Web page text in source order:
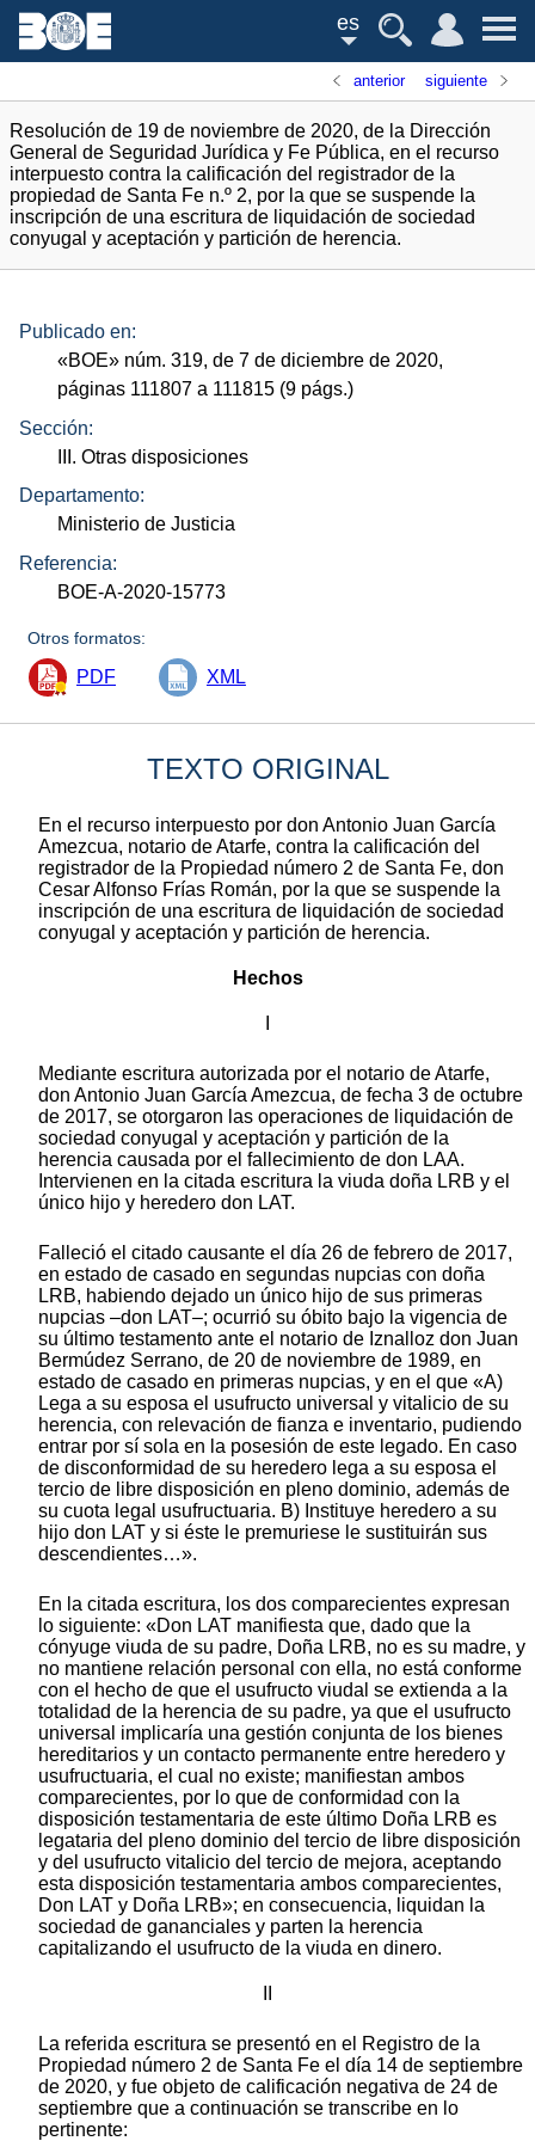
es
anterior siguiente
Resolución de 19 de noviembre de 2020, de la Dirección
General de Seguridad Jurídica y Fe Pública, en el recurso
interpuesto contra la calificación del registrador de la
propiedad de Santa Fe n.º 2, por la que se suspende la
inscripción de una escritura de liquidación de sociedad
conyugal y aceptación y partición de herencia.
Publicado en:
«BOE» núm. 319, de 7 de diciembre de 2020,
páginas 111807 a 111815 (9 págs.)
Sección:
III. Otras disposiciones
Departamento:
Ministerio de Justicia
Referencia:
BOE-A-2020-15773
Otros formatos:
PDF XML
TEXTO ORIGINAL
En el recurso interpuesto por don Antonio Juan García
Amezcua, notario de Atarfe, contra la calificación del
registrador de la Propiedad número 2 de Santa Fe, don
Cesar Alfonso Frías Román, por la que se suspende la
inscripción de una escritura de liquidación de sociedad
conyugal y aceptación y partición de herencia.
Hechos
Mediante escritura autorizada por el notario de Atarfe,
don Antonio Juan García Amezcua, de fecha 3 de octubre
de 2017, se otorgaron las operaciones de liquidación de
sociedad conyugal y aceptación y partición de la
herencia causada por el fallecimiento de don LAA.
Intervienen en la citada escritura la viuda doña LRB y el
único hijo y heredero don LAT.
Falleció el citado causante el día 26 de febrero de 2017,
en estado de casado en segundas nupcias con doña
LRB, habiendo dejado un único hijo de sus primeras
nupcias –don LAT–; ocurrió su óbito bajo la vigencia de
su último testamento ante el notario de Iznalloz don Juan
Bermúdez Serrano, de 20 de noviembre de 1989, en
estado de casado en primeras nupcias, y en el que «A)
Lega a su esposa el usufructo universal y vitalicio de su
herencia, con relevación de fianza e inventario, pudiendo
entrar por sí sola en la posesión de este legado. En caso
de disconformidad de su heredero lega a su esposa el
tercio de libre disposición en pleno dominio, además de
su cuota legal usufructuaria. B) Instituye heredero a su
hijo don LAT y si éste le premuriese le sustituirán sus
descendientes…».
En la citada escritura, los dos comparecientes expresan
lo siguiente: «Don LAT manifiesta que, dado que la
cónyuge viuda de su padre, Doña LRB, no es su madre, y
no mantiene relación personal con ella, no está conforme
con el hecho de que el usufructo viudal se extienda a la
totalidad de la herencia de su padre, ya que el usufructo
universal implicaría una gestión conjunta de los bienes
hereditarios y un contacto permanente entre heredero y
usufructuaria, el cual no existe; manifiestan ambos
comparecientes, por lo que de conformidad con la
disposición testamentaria de este último Doña LRB es
legataria del pleno dominio del tercio de libre disposición
y del usufructo vitalicio del tercio de mejora, aceptando
esta disposición testamentaria ambos comparecientes,
Don LAT y Doña LRB»; en consecuencia, liquidan la
sociedad de gananciales y parten la herencia
capitalizando el usufructo de la viuda en dinero.
La referida escritura se presentó en el Registro de la
Propiedad número 2 de Santa Fe el día 14 de septiembre
de 2020, y fue objeto de calificación negativa de 24 de
septiembre que a continuación se transcribe en lo
pertinente: